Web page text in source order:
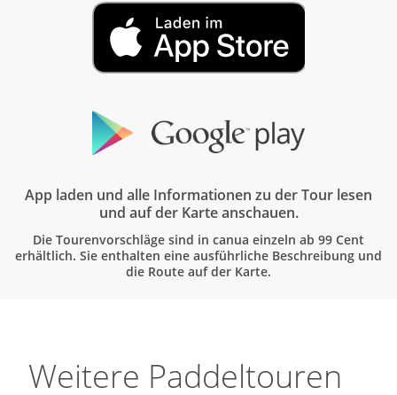
App laden und alle Informationen zu der Tour lesen
und auf der Karte anschauen.
Die Tourenvorschläge sind in canua einzeln ab 99 Cent
erhältlich. Sie enthalten eine ausführliche Beschreibung und
die Route auf der Karte.
Weitere Paddeltouren